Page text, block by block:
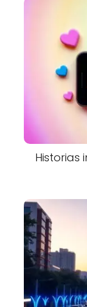
Historias